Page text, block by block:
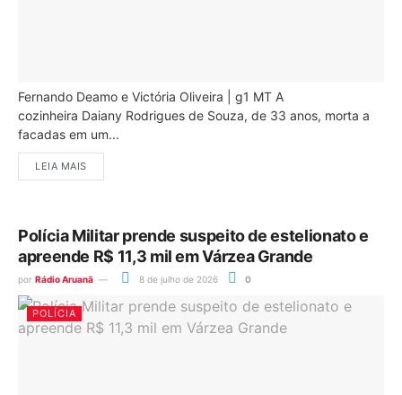
Fernando Deamo e Victória Oliveira | g1 MT A
cozinheira Daiany Rodrigues de Souza, de 33 anos, morta a
facadas em um...
LEIA MAIS
Polícia Militar prende suspeito de estelionato e
apreende R$ 11,3 mil em Várzea Grande
por Rádio Aruanã 8 de julho de 2026 0
POLÍCIA